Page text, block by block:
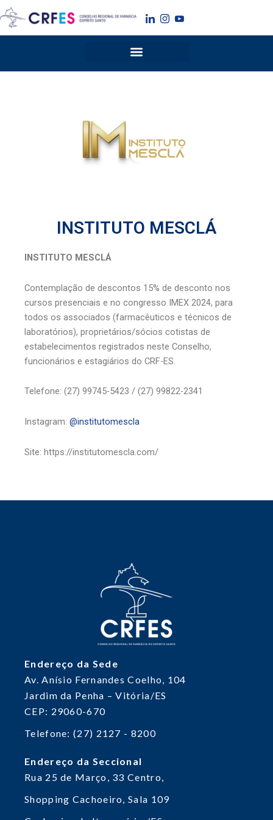
para
o
INSTITUTO MESCLÁ
INSTITUTO MESCLÁ
Contemplação de descontos 15% de desconto nos
cursos presenciais e no congresso IMEX 2024, para
todos os associados (farmacêuticos e técnicos de
laboratórios), proprietários/sócios cotistas de
estabelecimentos registrados neste Conselho,
funcionários e estagiários do CRF-ES.
Telefone: (27) 99745-5423 / (27) 99822-2341
Instagram: @institutomescla
Site: https://institutomescla.com/
Endereço da Sede
Av. Anísio Fernandes Coelho, 104
Jardim da Penha – Vitória/ES
CEP: 29060-670
Telefone: (27) 2127 - 8200
Endereço da Seccional
Rua 25 de Março, 33Centro,
Shopping Cachoeiro, Sala 109